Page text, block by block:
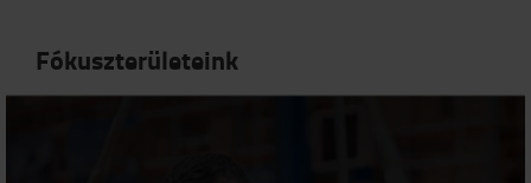
Fókuszterületeink